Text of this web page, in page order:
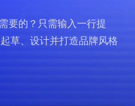
要的？只需输入一行提
草、设计并打造品牌风格